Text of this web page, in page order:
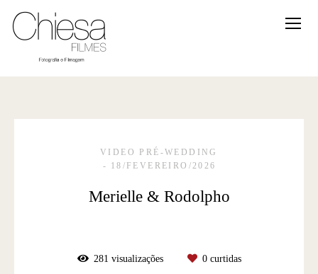
VIDEO PRÉ-WEDDING
18/FEVEREIRO/2026
Merielle & Rodolpho
281 visualizações 0curtidas